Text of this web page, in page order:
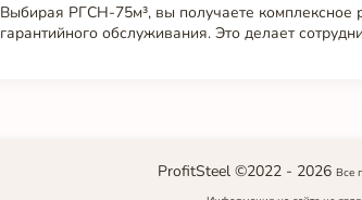
Выбирая РГСН-75м³, вы получаете комплексное
гарантийного обслуживания. Это делает
ProfitSteel ©2022 - 2026 Все